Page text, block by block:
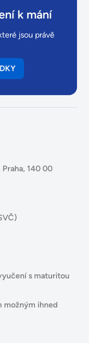
k mání
jsou právě
140 00
s maturitou
možným ihned